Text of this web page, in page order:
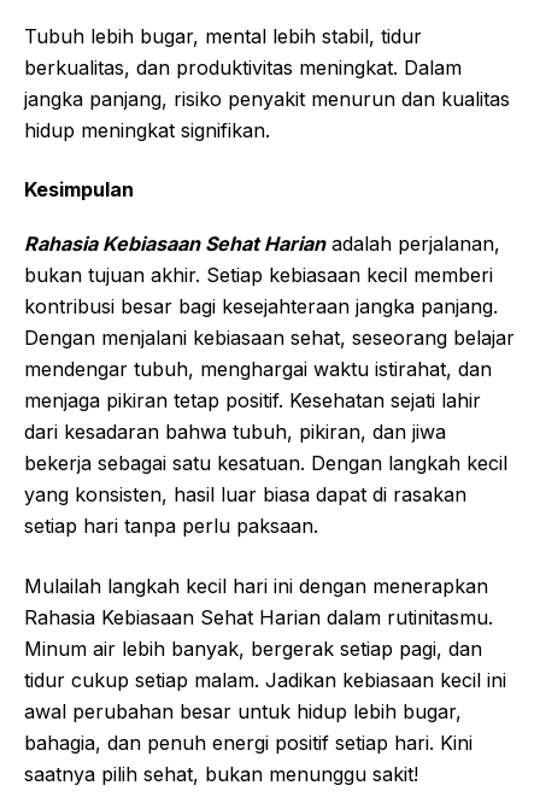
Tubuh lebih bugar, mental lebih stabil, tidur
berkualitas, dan produktivitas meningkat. Dalam
jangka panjang, risiko penyakit menurun dan kualitas
hidup meningkat signifikan.
Kesimpulan
Rahasia Kebiasaan Sehat Harianadalah perjalanan,
bukan tujuan akhir. Setiap kebiasaan kecil memberi
kontribusi besar bagi kesejahteraan jangka panjang.
Dengan menjalani kebiasaan sehat, seseorang belajar
mendengar tubuh, menghargai waktu istirahat, dan
menjaga pikiran tetap positif. Kesehatan sejati lahir
dari kesadaran bahwa tubuh, pikiran, dan jiwa
bekerja sebagai satu kesatuan. Dengan langkah kecil
yang konsisten, hasil luar biasa dapat di rasakan
setiap hari tanpa perlu paksaan.
Mulailah langkah kecil hari ini dengan menerapkan
Rahasia Kebiasaan Sehat Harian dalam rutinitasmu.
Minum air lebih banyak, bergerak setiap pagi, dan
tidur cukup setiap malam. Jadikan kebiasaan kecil ini
awal perubahan besar untuk hidup lebih bugar,
bahagia, dan penuh energi positif setiap hari. Kini
saatnya pilih sehat, bukan menunggu sakit!